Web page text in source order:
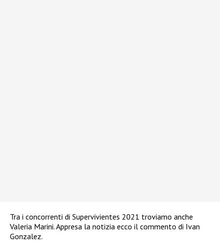
Tra i concorrenti di Supervivientes 2021 troviamo anche
Valeria Marini. Appresa la notizia ecco il commento di Ivan
Gonzalez.